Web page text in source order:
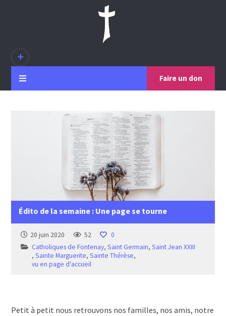
Faire un don
Édito de la semaine : Une page se tourne
20 juin 2020 52
0
Catholiques de Fontenay,Saint Germain,Saint Jean XXIII
,Sainte Marguerite,Sainte Thérèse,
vu en page d'accueil
Petit à petit nous retrouvons nos familles, nos amis, notre